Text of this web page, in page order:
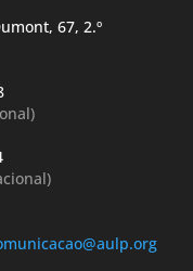
67, 2.º